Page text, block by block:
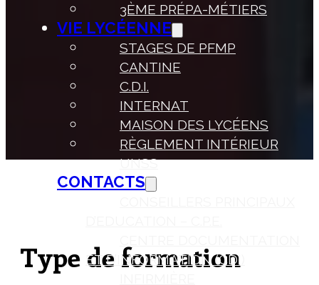
3ÈME PRÉPA-MÉTIERS
VIE LYCÉENNE
STAGES DE PFMP
CANTINE
C.D.I.
INTERNAT
MAISON DES LYCÉENS
RÈGLEMENT INTÉRIEUR
UNSS
CONTACTS
ET D’INFORMATION (CDI)
Type de formation